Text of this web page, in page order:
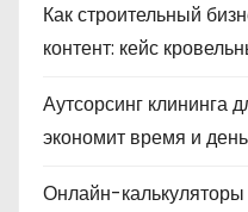
Как строительный
контент: кейс
Аутсорсинг клининга
экономит время и
Онлайн-калькуляторы